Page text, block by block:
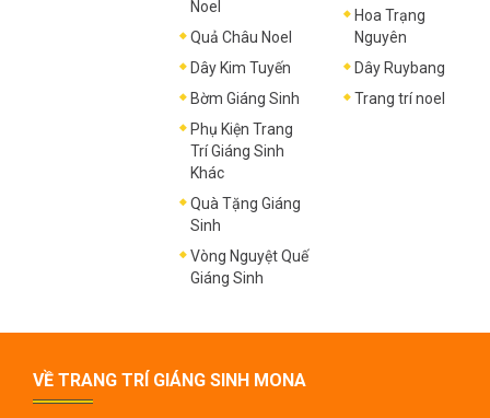
Noel
Quả Châu Noel
Dây Kim Tuyến
Bờm Giáng Sinh
Phụ Kiện Trang
Trí Giáng Sinh
Khác
Quà Tặng Giáng
Sinh
Vòng Nguyệt Quế
Giáng Sinh
Hoa Trạng
Nguyên
Dây Ruybang
Trang trí noel
VỀ TRANG TRÍ GIÁNG SINH MONA